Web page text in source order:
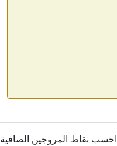
احسب نقاط المروجين الصافية (NPS) بسهولة باستخدام أداتنا. احصل